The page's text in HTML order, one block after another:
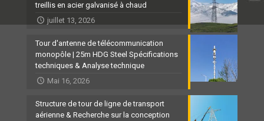
treillis en acier galvanisé à chaud
juillet 13, 2026
Tour d'antenne de télécommunication
monopôle | 25m HDG Steel Spécifications
techniques & Analyse technique
Mai 16, 2026
Structure de tour de ligne de transport
aérienne & Recherche sur la conception